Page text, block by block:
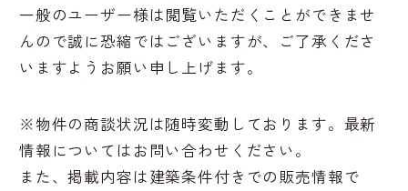
一般のユーザー様は閲覧いただくことができませ
んので誠に恐縮ではございますが、ご了承くださ
いますようお願い申し上げます。
※物件の商談状況は随時変動しております。最新
情報についてはお問い合わせください。
また、掲載内容は建築条件付きでの販売情報で